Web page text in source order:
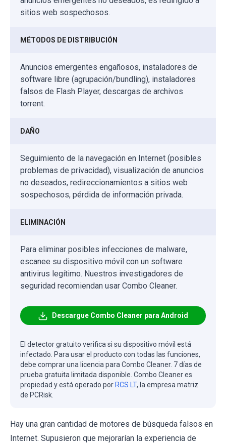
sitios web sospechosos.
MÉTODOS DE DISTRIBUCIÓN
Anuncios emergentes engañosos, instaladores de
software libre (agrupación/bundling), instaladores
falsos de Flash Player, descargas de archivos
torrent.
DAÑO
Seguimiento de la navegación en Internet (posibles
problemas de privacidad), visualización de anuncios
no deseados, redireccionamientos a sitios web
sospechosos, pérdida de información privada.
ELIMINACIÓN
Para eliminar posibles infecciones de malware,
escanee su dispositivo móvil con un software
antivirus legítimo. Nuestros investigadores de
seguridad recomiendan usar Combo Cleaner.
Descargue Combo Cleaner para Android
El detector gratuito verifica si su dispositivo móvil está
infectado. Para usar el producto con todas las funciones,
debe comprar una licencia para Combo Cleaner. 7 días de
prueba gratuita limitada disponible. Combo Cleaner es
propiedad y está operado por RCS LT, la empresa matriz
de PCRisk.
Hay una gran cantidad de motores de búsqueda falsos en
Internet. Supusieron que mejorarían la experiencia de